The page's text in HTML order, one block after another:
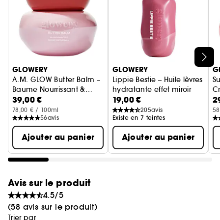
Formulation :
Sérum léger à absorption rapide
Ingrédients clés :
• Niacinamide (Vitamine B3) : illumine le teint,
affine le grain de peau et améliore la texture
globale.
• Glycérine : retient l'hydratation et aide la peau
à rester souple et rebondie.
• Centella Asiatica (Herbe du Tigre) : apaise les
irritations, réduit les rougeurs et soutient la
réparation de la barrière cutanée.
Made in France · 97 % d'ingrédients d'origine
naturelle · Testé dermatologiquement · Vegan ·
Non-comédogène · Cruelty-free
Ignorer le carrousel produits
GLOWERY
A.M. GLOW Butter Balm –
Baume Nourrissant &
Réparateur Barrière
Cutanée
39,00 €
78,00 € / 100ml
56avis
Ajouter au panier
GLOWERY
Lippie Bestie – Huile lèvres
hydratante effet miroir
19,00 €
205avis
Existe en 7 teintes
Ajouter au panier
Avis sur le produit
4.5/5
(58 avis sur le produit)
Trier par